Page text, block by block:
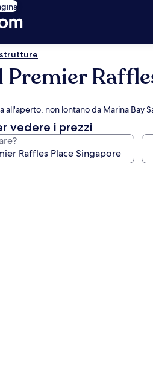
all'aperto, non lontano da Marina Bay
vedere i prezzi